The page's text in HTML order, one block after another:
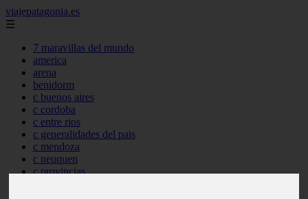
viajepatagonia.es
☰
7 maravillas del mundo
america
arena
benidorm
c buenos aires
c cordoba
c entre rios
c generalidades del pais
c mendoza
c neuquen
c provincias